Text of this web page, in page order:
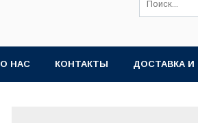
О НАС КОНТАКТЫ ДОСТАВКА И